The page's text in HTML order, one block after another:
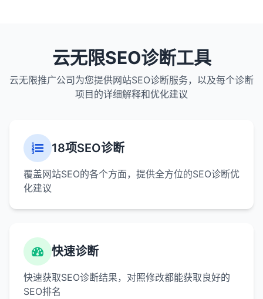
云无限SEO诊断工具
云无限推广公司为您提供网站SEO诊断服务，以及每个诊断
项目的详细解释和优化建议
18项SEO诊断
覆盖网站SEO的各个方面，提供全方位的SEO诊断优
化建议
快速诊断
快速获取SEO诊断结果，对照修改都能获取良好的
SEO排名